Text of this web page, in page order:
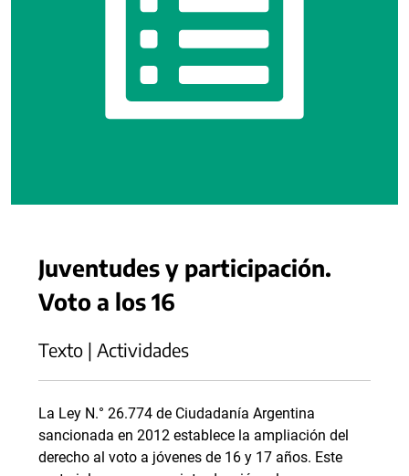
Juventudes y participación.
Voto a los 16
Texto | Actividades
La Ley N.° 26.774 de Ciudadanía Argentina
sancionada en 2012 establece la ampliación del
derecho al voto a jóvenes de 16 y 17 años. Este